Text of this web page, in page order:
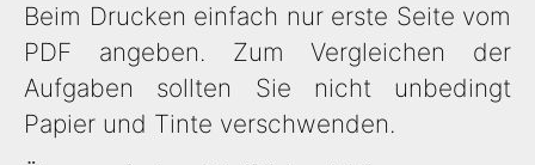
Beim Drucken einfach nur erste Seite vom
PDF angeben. Zum Vergleichen der
Aufgaben sollten Sie nicht unbedingt
Papier und Tinte verschwenden.